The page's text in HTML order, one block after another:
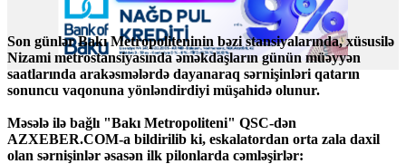
Son günlər Bakı Metropoliteninin bəzi stansiyalarında, xüsusilə
Nizami metrostansiyasında əməkdaşların günün müəyyən
saatlarında arakəsmələrdə dayanaraq sərnişinləri qatarın
sonuncu vaqonuna yönləndirdiyi müşahidə olunur.
Məsələ ilə bağlı "Bakı Metropoliteni" QSC-dən
AZXEBER.COM-a bildirilib ki, eskalatordan orta zala daxil
olan sərnişinlər əsasən ilk pilonlarda cəmləşirlər: